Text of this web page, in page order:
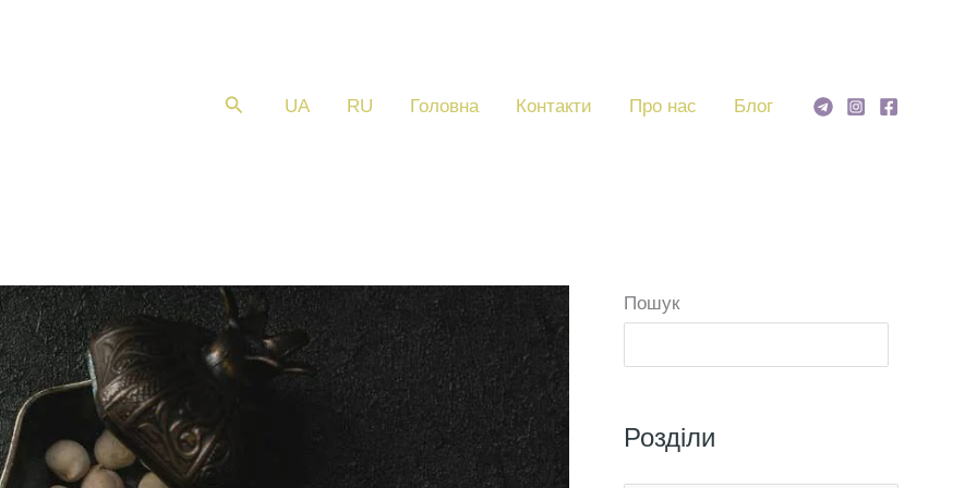
Пошук UA RU Головна Контакти Про нас Блог
Пошук
Розділи